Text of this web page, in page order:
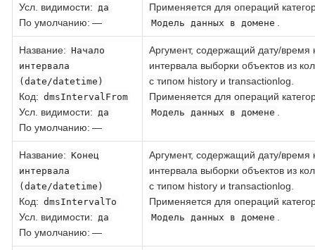
Усл. видимости: да
По умолчанию: —
Применяется для операций
Модель данных в домене
Название: Начало
интервала
(date/datetime)
Код: dmsIntervalFrom
Усл. видимости: да
По умолчанию: —
Аргумент, содержащий дату/время
интервала выборки объектов из
с типом history и transactionlog.
Применяется для операций
Модель данных в домене
Название: Конец
интервала
(date/datetime)
Код: dmsIntervalTo
Усл. видимости: да
По умолчанию: —
Аргумент, содержащий дату/время
интервала выборки объектов из
с типом history и transactionlog.
Применяется для операций
Модель данных в домене